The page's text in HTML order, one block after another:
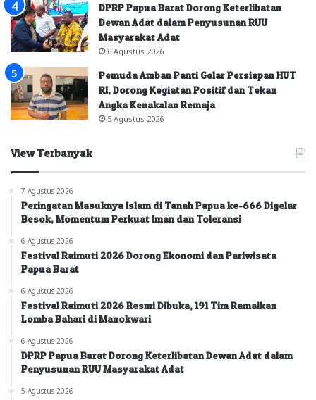
DPRP Papua Barat Dorong Keterlibatan
Dewan Adat dalam Penyusunan RUU
Masyarakat Adat
6 Agustus 2026
Pemuda Amban Panti Gelar Persiapan HUT
RI, Dorong Kegiatan Positif dan Tekan
Angka Kenakalan Remaja
5 Agustus 2026
View Terbanyak
7 Agustus 2026
Peringatan Masuknya Islam di Tanah Papua ke-666 Digelar
Besok, Momentum Perkuat Iman dan Toleransi
6 Agustus 2026
Festival Raimuti 2026 Dorong Ekonomi dan Pariwisata
Papua Barat
6 Agustus 2026
Festival Raimuti 2026 Resmi Dibuka, 191 Tim Ramaikan
Lomba Bahari di Manokwari
6 Agustus 2026
DPRP Papua Barat Dorong Keterlibatan Dewan Adat dalam
Penyusunan RUU Masyarakat Adat
5 Agustus 2026